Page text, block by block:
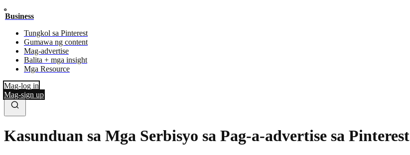
Business
Tungkol sa Pinterest
Gumawa ng content
Mag-advertise
Balita + mga insight
Mga Resource
Mag-log in
Mag-sign up
Kasunduan sa Mga Serbisyo sa Pag-a-advertise sa Pinterest